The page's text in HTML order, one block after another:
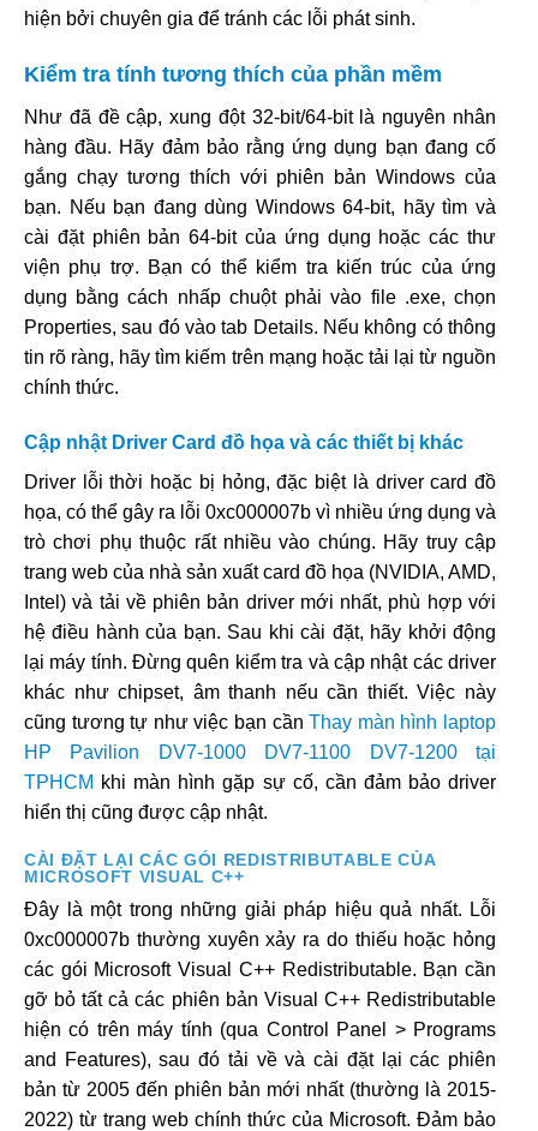
hiện bởi chuyên gia để tránh các lỗi phát sinh.
Kiểm tra tính tương thích của phần mềm
Như đã đề cập, xung đột 32-bit/64-bit là nguyên nhân
hàng đầu. Hãy đảm bảo rằng ứng dụng bạn đang cố
gắng chạy tương thích với phiên bản Windows của
bạn. Nếu bạn đang dùng Windows 64-bit, hãy tìm và
cài đặt phiên bản 64-bit của ứng dụng hoặc các thư
viện phụ trợ. Bạn có thể kiểm tra kiến trúc của ứng
dụng bằng cách nhấp chuột phải vào file .exe, chọn
Properties, sau đó vào tab Details. Nếu không có thông
tin rõ ràng, hãy tìm kiếm trên mạng hoặc tải lại từ nguồn
chính thức.
Cập nhật Driver Card đồ họa và các thiết bị khác
Driver lỗi thời hoặc bị hỏng, đặc biệt là driver card đồ
họa, có thể gây ra lỗi 0xc000007b vì nhiều ứng dụng và
trò chơi phụ thuộc rất nhiều vào chúng. Hãy truy cập
trang web của nhà sản xuất card đồ họa (NVIDIA, AMD,
Intel) và tải về phiên bản driver mới nhất, phù hợp với
hệ điều hành của bạn. Sau khi cài đặt, hãy khởi động
lại máy tính. Đừng quên kiểm tra và cập nhật các driver
khác như chipset, âm thanh nếu cần thiết. Việc này
cũng tương tự như việc bạn cầnThay màn hình laptop
HP Pavilion DV7-1000 DV7-1100 DV7-1200 tại
TPHCM khi màn hình gặp sự cố, cần đảm bảo driver
hiển thị cũng được cập nhật.
CÀI ĐẶT LẠI CÁC GÓI REDISTRIBUTABLE CỦA
MICROSOFT VISUAL C++
Đây là một trong những giải pháp hiệu quả nhất. Lỗi
0xc000007b thường xuyên xảy ra do thiếu hoặc hỏng
các gói Microsoft Visual C++ Redistributable. Bạn cần
gỡ bỏ tất cả các phiên bản Visual C++ Redistributable
hiện có trên máy tính (qua Control Panel > Programs
and Features), sau đó tải về và cài đặt lại các phiên
bản từ 2005 đến phiên bản mới nhất (thường là 2015-
2022) từ trang web chính thức của Microsoft. Đảm bảo